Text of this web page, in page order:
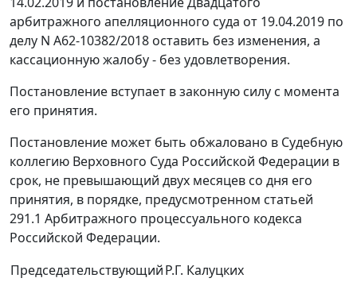
арбитражного апелляционного суда от 19.04.2019 по
делу N А62-10382/2018 оставить без изменения, а
кассационную жалобу - без удовлетворения.
Постановление вступает в законную силу с момента
его принятия.
Постановление может быть обжаловано в Судебную
коллегию Верховного Суда Российской Федерации в
срок, не превышающий двух месяцев со дня его
принятия, в порядке, предусмотренном статьей
291.1 Арбитражного процессуального кодекса
Российской Федерации.
ПредседательствующийР.Г. Калуцких